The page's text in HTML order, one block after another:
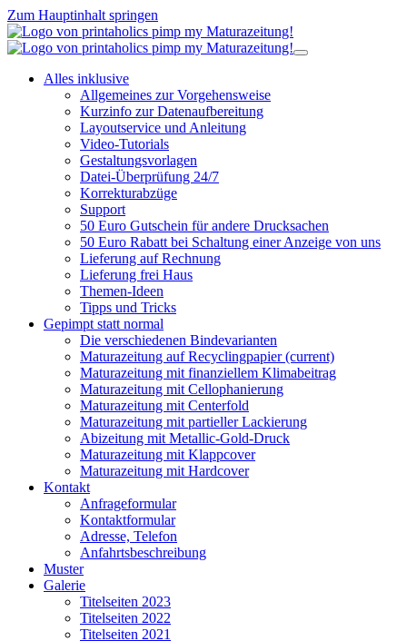
Zum Hauptinhalt springen
Alles inklusive
Allgemeines zur Vorgehensweise
Kurzinfo zur Datenaufbereitung
Layoutservice und Anleitung
Video-Tutorials
Gestaltungsvorlagen
Datei-Überprüfung 24/7
Korrekturabzüge
Support
50 Euro Gutschein für andere Drucksachen
50 Euro Rabatt bei Schaltung einer Anzeige von uns
Lieferung auf Rechnung
Lieferung frei Haus
Themen-Ideen
Tipps und Tricks
Gepimpt statt normal
Die verschiedenen Bindevarianten
Maturazeitung auf Recyclingpapier(current)
Maturazeitung mit finanziellem Klimabeitrag
Maturazeitung mit Cellophanierung
Maturazeitung mit Centerfold
Maturazeitung mit partieller Lackierung
Abizeitung mit Metallic-Gold-Druck
Maturazeitung mit Klappcover
Maturazeitung mit Hardcover
Kontakt
Anfrageformular
Kontaktformular
Adresse, Telefon
Anfahrtsbeschreibung
Muster
Galerie
Titelseiten 2023
Titelseiten 2022
Titelseiten 2021